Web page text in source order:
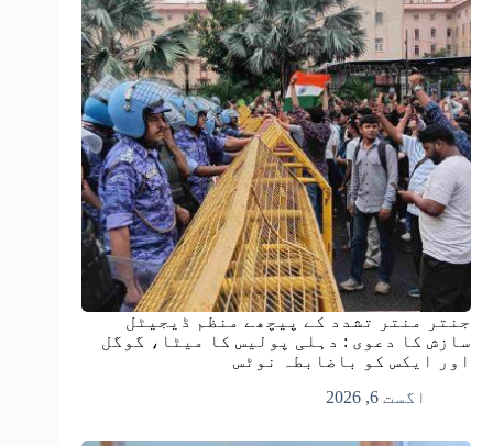
جنتر منتر تشدد کے پیچھے منظم ڈیجیٹل
سازش کا دعوی : دہلی پولیس کا میٹا، گوگل
اور ایکس کو باضابطہ نوٹس
اگست 6, 2026